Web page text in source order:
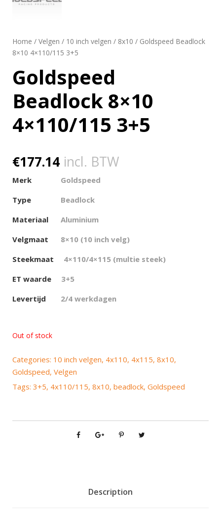
Home / Velgen / 10 inch velgen / 8x10 / Goldspeed Beadlock
8×10 4×110/115 3+5
Goldspeed
Beadlock 8×10
4×110/115 3+5
€177.14 incl. BTW
Merk
Goldspeed
Type
Beadlock
Materiaal
Aluminium
Velgmaat
8×10 (10 inch velg)
Steekmaat
4×110/4×115 (multie steek)
ET waarde
3+5
Levertijd
2/4 werkdagen
Out of stock
Categories: 10 inch velgen, 4x110, 4x115, 8x10,
Goldspeed, Velgen
Tags: 3+5, 4x110/115, 8x10, beadlock, Goldspeed
Description